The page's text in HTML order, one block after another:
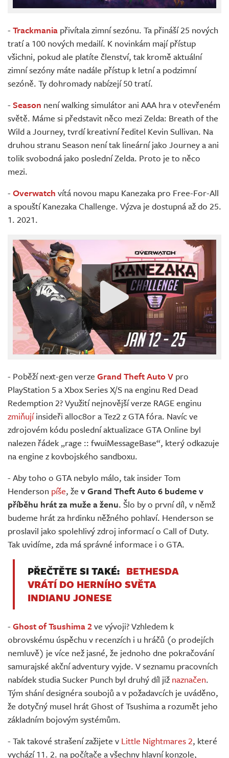
- Trackmania přivítala zimní sezónu. Ta přináší 25 nových
tratí a 100 nových medailí. K novinkám mají přístup
všichni, pokud ale platíte členství, tak kromě aktuální
zimní sezóny máte nadále přístup k letní a podzimní
sezóně. Ty dohromady nabízejí 50 tratí.
- Season není walking simulátor ani AAA hra v otevřeném
světě. Máme si představit něco mezi Zelda: Breath of the
Wild a Journey, tvrdí kreativní ředitel Kevin Sullivan. Na
druhou stranu Season není tak lineární jako Journey a ani
tolik svobodná jako poslední Zelda. Proto je to něco
mezi.
- Overwatch vítá novou mapu Kanezaka pro Free-For-All
a spouští Kanezaka Challenge. Výzva je dostupná až do 25.
1. 2021.
- Poběží next-gen verze Grand Theft Auto V pro
PlayStation 5 a Xbox Series X/S na enginu Red Dead
Redemption 2? Využití nejnovější verze RAGE enginu
zmiňujíinsideři alloc8or a Tez2 z GTA fóra. Navíc ve
zdrojovém kódu poslední aktualizace GTA Online byl
nalezen řádek „rage :: fwuiMessageBase“, který odkazuje
na engine z kovbojského sandboxu.
- Aby toho o GTA nebylo málo, tak insider Tom
Henderson píše, že v Grand Theft Auto 6 budeme v
příběhu hrát za muže a ženu. Šlo by o první díl, v němž
budeme hrát za hrdinku něžného pohlaví. Henderson se
proslavil jako spolehlivý zdroj informací o Call of Duty.
Tak uvidíme, zda má správné informace i o GTA.
PŘEČTĚTE SI TAKÉ: BETHESDA
VRÁTÍ DO HERNÍHO SVĚTA
INDIANU JONESE
- Ghost of Tsushima 2ve vývoji? Vzhledem k
obrovskému úspěchu v recenzích i u hráčů (o prodejích
nemluvě) je více než jasné, že jednoho dne pokračování
samurajské akční adventury vyjde. V seznamu pracovních
nabídek studia Sucker Punch byl druhý díl již naznačen.
Tým shání designéra soubojů a v požadavcích je uváděno,
že dotyčný musel hrát Ghost of Tsushima a rozumět jeho
základním bojovým systémům.
- Tak takové strašení zažijete v Little Nightmares 2, které
vychází 11. 2. na počítače a všechny hlavní konzole,